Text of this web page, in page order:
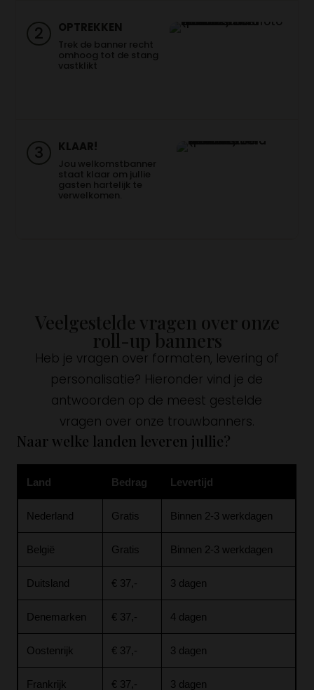
2 OPTREKKEN
Trek de banner recht
omhoog tot de stang
vastklikt
3 KLAAR!
Jou welkomstbanner
staat klaar om jullie
gasten hartelijk te
verwelkomen.
Veelgestelde vragen over onze
roll-up banners
Heb je vragen over formaten, levering of
personalisatie? Hieronder vind je de
antwoorden op de meest gestelde
vragen over onze trouwbanners.
Naar welke landen leveren jullie?
Land Bedrag Levertijd
Nederland Gratis Binnen 2-3 werkdagen
België Gratis Binnen 2-3 werkdagen
Duitsland € 37,- 3 dagen
Denemarken € 37,- 4 dagen
Oostenrijk € 37,- 3 dagen
Frankrijk € 37,- 3 dagen